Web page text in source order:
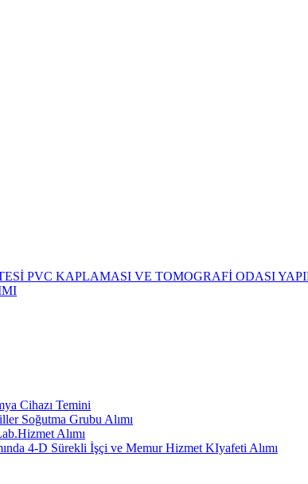
PVC KAPLAMASI VE TOMOGRAFİ ODASI
Cihazı Temini
Soğutma Grubu Alımı
Alımı
4-D Sürekli İşçi ve Memur Hizmet KIyafeti Alımı